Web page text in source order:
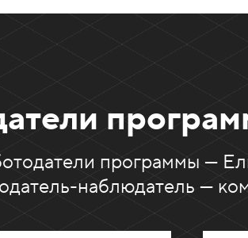
программы —
наблюдатель —